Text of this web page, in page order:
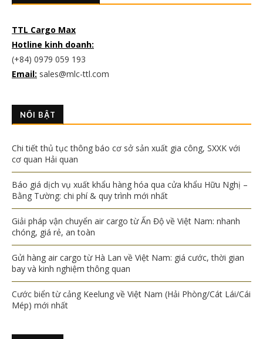
TTL Cargo Max
Hotline kinh doanh:
(+84) 0979 059 193
Email: sales@mlc-ttl.com
NỔI BẬT
Chi tiết thủ tục thông báo cơ sở sản xuất gia công, SXXK với
cơ quan Hải quan
Báo giá dịch vụ xuất khẩu hàng hóa qua cửa khẩu Hữu Nghị –
Bằng Tường: chi phí & quy trình mới nhất
Giải pháp vận chuyển air cargo từ Ấn Độ về Việt Nam: nhanh
chóng, giá rẻ, an toàn
Gửi hàng air cargo từ Hà Lan về Việt Nam: giá cước, thời gian
bay và kinh nghiệm thông quan
Cước biển từ cảng Keelung về Việt Nam (Hải Phòng/Cát Lái/Cái
Mép) mới nhất